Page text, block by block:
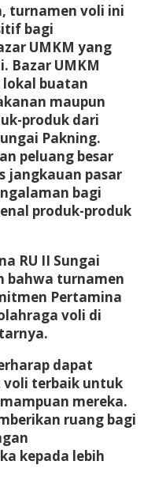
turnamen voli ini
bagi
UMKM yang
Bazar UMKM
lokal buatan
maupun
produk dari
Pakning.
peluang besar
jangkauan pasar
bagi
produk-produk
RU II Sungai
bahwa turnamen
Pertamina
voli di
dapat
voli terbaik untuk
mereka.
ruang bagi
kepada lebih